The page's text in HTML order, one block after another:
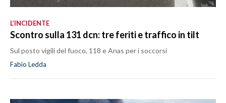
L’INCIDENTE
Scontro sulla 131 dcn: tre feriti e traffico in tilt
Sul posto vigili del fuoco, 118 e Anas per i soccorsi
Fabio Ledda